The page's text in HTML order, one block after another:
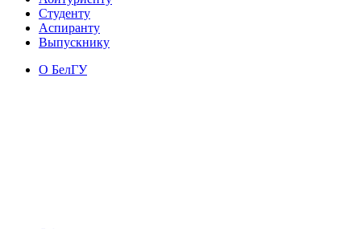
Студенту
Аспиранту
Выпускнику
О БелГУ